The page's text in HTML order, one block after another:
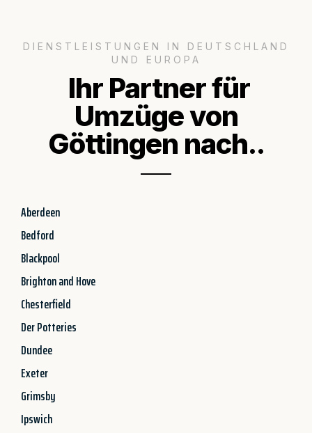
DIENSTLEISTUNGEN IN DEUTSCHLAND
UND EUROPA
Ihr Partner für
Umzüge von
Göttingen nach..
Aberdeen
Bedford
Blackpool
Brighton and Hove
Chesterfield
Der Potteries
Dundee
Exeter
Grimsby
Ipswich